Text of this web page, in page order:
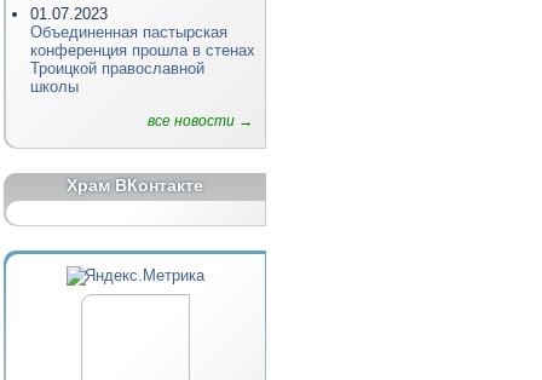
01.07.2023
Объединенная пастырская
конференция прошла в стенах
Троицкой православной
школы
все новости →
Храм ВКонтакте